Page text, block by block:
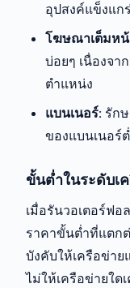
อุปสงค์แข็งแก
โฆษณาเต็มหน้
บ่อยๆ เนื่องจ
ตำแหน่ง
แบนเนอร์: รัก
ของแบนเนอร์
ขั้นต่ำในระดับเ
เมื่อรันวอเตอร์ฟ
ราคาขั้นต่ำที่แตก
บังคับให้เครือข่า
ไม่ให้เครือข่ายใ